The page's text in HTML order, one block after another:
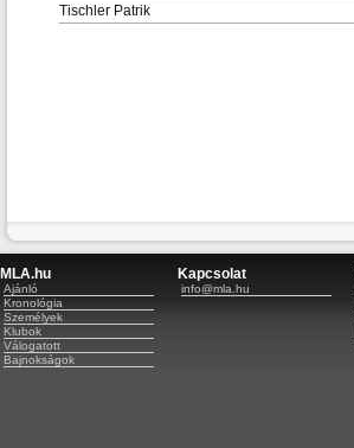
Tischler Patrik
MLA.hu
Ajánló
Kronológia
Személyek
Klubok
Válogatott
Bajnokságok
Kapcsolat
info@mla.hu